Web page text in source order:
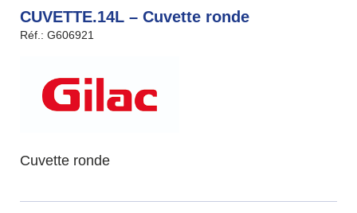
CUVETTE.14L – Cuvette ronde
Réf.: G606921
Cuvette ronde